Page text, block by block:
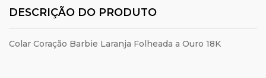
DESCRIÇÃO DO PRODUTO
Colar Coração Barbie Laranja Folheada a Ouro 18K